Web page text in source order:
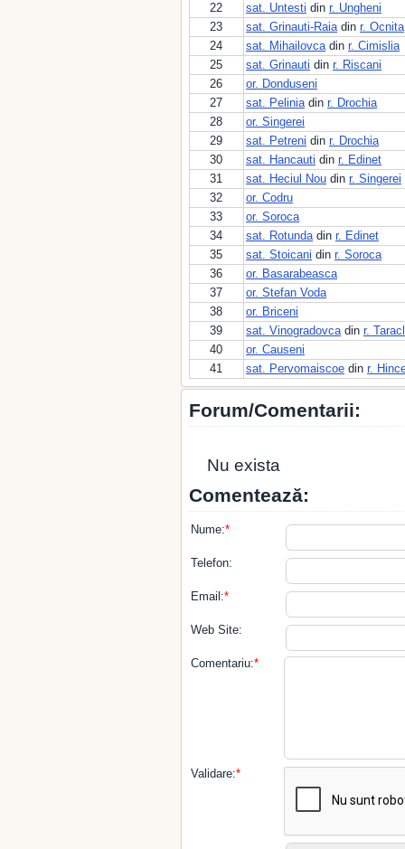
22
sat. Untesti din r. Ungheni
23
sat. Grinauti-Raiadin r. Ocnita
24
sat. Mihailovcadin r. Cimislia
25
sat. Grinauti din r. Riscani
26
or. Donduseni
27
sat. Peliniadin r. Drochia
28
or. Singerei
29
sat. Petreni din r. Drochia
30
sat. Hancauti din r. Edinet
31
sat. Heciul Nou din r. Singerei
32
or. Codru
33
or. Soroca
34
sat. Rotundadin r. Edinet
35
sat. Stoicani din r. Soroca
36
or. Basarabeasca
37
or. Stefan Voda
38
or. Briceni
39
sat. Vinogradovcadin r.
40
or. Causeni
41
sat. Pervomaiscoe din r.
Forum/Comentarii:
Nu exista
Comentează:
Nume:*
Telefon:
Email:*
Web Site:
Comentariu:*
Validare:*